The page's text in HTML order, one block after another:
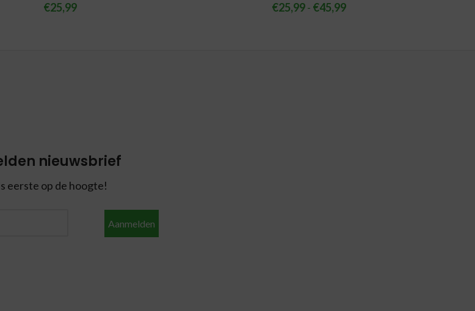
€25,99 €25,99- €45,99
nieuwsbrief
eerste op de hoogte!
Aanmelden